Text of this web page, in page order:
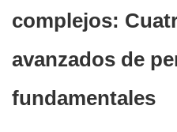
complejos:
avanzados de
fundamentales